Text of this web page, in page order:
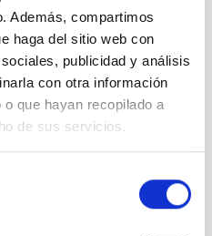
Además, compartimos
haga del sitio web con
publicidad y análisis
con otra información
que hayan recopilado a
de sus servicios.
ring